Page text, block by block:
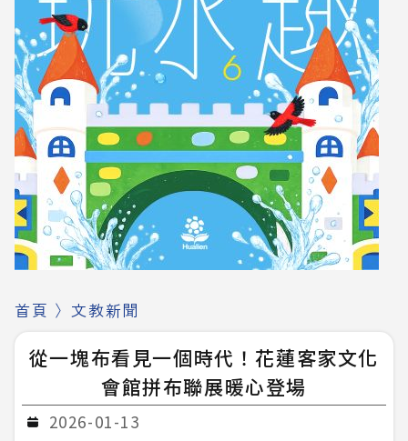
首頁 〉 文教新聞
從一塊布看見一個時代！花蓮客家文化
會館拼布聯展暖心登場
2026-01-13